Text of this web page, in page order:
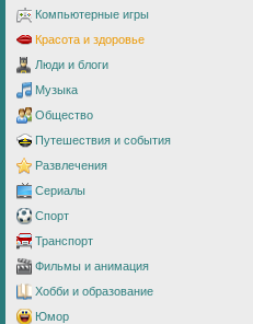
Компьютерные игры
Красота и здоровье
Люди и блоги
Музыка
Общество
Путешествия и события
Развлечения
Сериалы
Спорт
Транспорт
Фильмы и анимация
Хобби и образование
Юмор